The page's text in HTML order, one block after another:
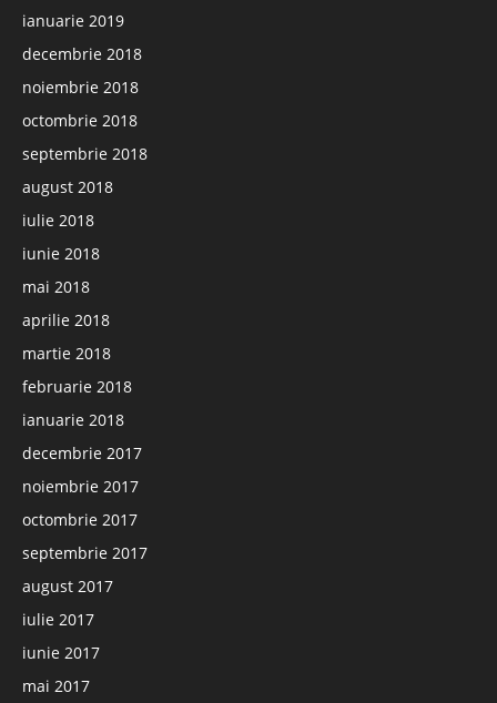
ianuarie 2019
decembrie 2018
noiembrie 2018
octombrie 2018
septembrie 2018
august 2018
iulie 2018
iunie 2018
mai 2018
aprilie 2018
martie 2018
februarie 2018
ianuarie 2018
decembrie 2017
noiembrie 2017
octombrie 2017
septembrie 2017
august 2017
iulie 2017
iunie 2017
mai 2017